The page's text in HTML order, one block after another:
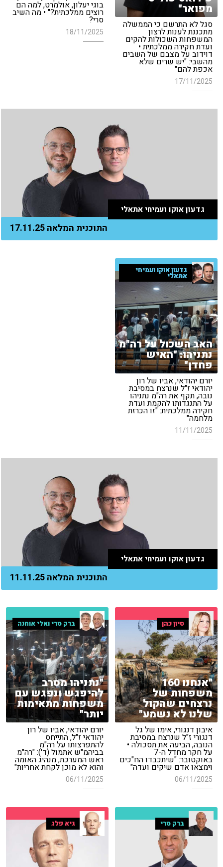
בוגי יעלון, אולמרט, למה הם
רוצים ממלכתית?" • מה השיב
סרי?
18/11/2025
מפואר"
סגל לא התרשם כי הממשלה
מתכננת לענות לרצון
המשפחות השכולות להקים
ועדת חקירה ממלכתית •
דוידוב על מצבם של השבים
מהשבי: "יש שרים שלא
אכפת להם"
17/11/2025
גדעון אוקו ועמיחי אתאלי
התוכנית המלאה 17.11.25
גדעון אוקו ועמיחי
אתאלי
האב השכול על רה"מ
נתניהו: "האיש
פחדן"
יורם יהודאי, אביו של רון
יהודאי ז"ל שנרצח במסיבת
נובה, תקף את רה"מ נתניהו
על התנגדותו להקמת ועדת
חקירה ממלכתית: "זו הכרזת
מלחמה"
11/11/2025
גדעון אוקו ועמיחי אתאלי
התוכנית המלאה 11.11.25
סיון כהן
"אנחנו 160
משפחות של
נרצחים שהקול
שלנו לא נשמע"
איבון דנגורי, אימו של גל
דנגורי ז"ל שנרצח במסיבת
הנובה, הביעה את תסכולה •
על חקר מחדל ה-7
באוקטובר: "שיתכבדו הח"כים
וימצאו אדם שיקים ועדה"
06/11/2025
ברק סרי ואלי אוחנה
"נתניהו מסרב
להיפגש ונפגש עם
משפחות מתאימות
יותר"
יורם יהודאי, אביו של רון
יהודאי ז"ל, התייחס
להתפרצותו על רה"מ
בביהמ"ש אתמול (ד'): "רה"מ
ראש המערכת, מנהיג האומה
והוא לא מוכן לקחת אחריות"
06/11/2025
ברק סרי גיא פלג